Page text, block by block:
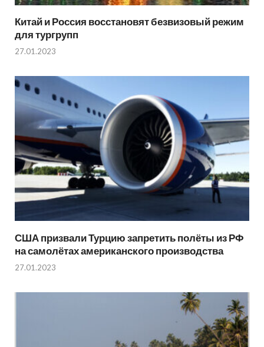
Китай и Россия восстановят безвизовый режим
для тургрупп
27.01.2023
США призвали Турцию запретить полёты из РФ
на самолётах американского производства
27.01.2023